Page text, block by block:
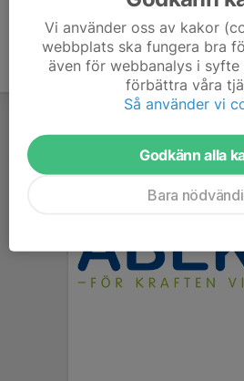
Vi använder oss av kakor
webbplats ska fungera bra
även för webbanalys i
förbättra våra
Så använder vi
Godkänn alla
Bara